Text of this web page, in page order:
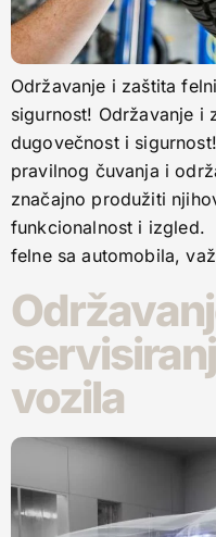
Održavanje i zaštita
sigurnost! Održavanje i
dugovečnost i
pravilnog čuvanja i
značajno produžiti
funkcionalnost i izgled.
felne sa automobila,
vozila